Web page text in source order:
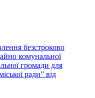
безстроково
комунальної
громади для
ради” від